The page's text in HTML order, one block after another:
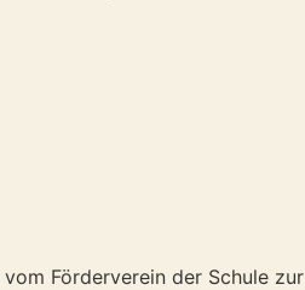
Förderverein der Schule zur